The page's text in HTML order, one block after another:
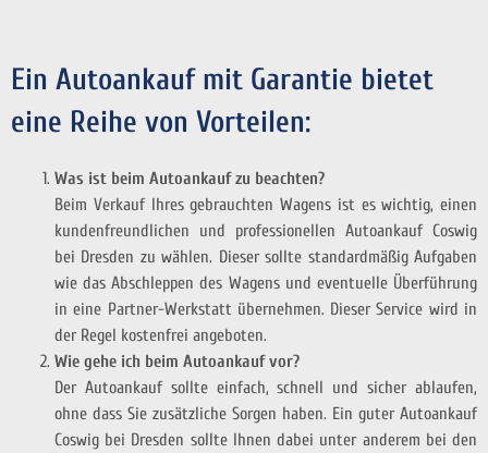
Ein Autoankauf mit Garantie bietet
eine Reihe von Vorteilen:
Was ist beim Autoankauf zu beachten?
Beim Verkauf Ihres gebrauchten Wagens ist es wichtig, einen
kundenfreundlichen und professionellen Autoankauf Coswig
bei Dresden zu wählen. Dieser sollte standardmäßig Aufgaben
wie das Abschleppen des Wagens und eventuelle Überführung
in eine Partner-Werkstatt übernehmen. Dieser Service wird in
der Regel kostenfrei angeboten.
Wie gehe ich beim Autoankauf vor?
Der Autoankauf sollte einfach, schnell und sicher ablaufen,
ohne dass Sie zusätzliche Sorgen haben. Ein guter Autoankauf
Coswig bei Dresden sollte Ihnen dabei unter anderem bei den